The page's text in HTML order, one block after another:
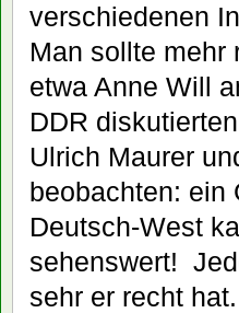
verschiedenen
Man sollte mehr
etwa Anne Will
DDR
Ulrich Maurer
beobachten: ein
Deutsch-West
sehenswert!
sehr er recht